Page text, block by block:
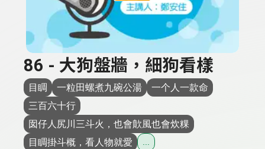
86 - 大狗盤牆，細狗看樣
目睭 一粒田螺煮九碗公湯
一个人一款命
三百六十行
囡仔人尻川三斗火，也會歕風也會炊粿
目睭掛斗概，看人物就愛
...